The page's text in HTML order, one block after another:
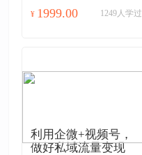
¥ 1999.00 1249人学过
利用企微+视频号，
做好私域流量变现